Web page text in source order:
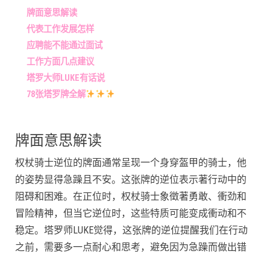
牌面意思解读
代表工作发展怎样
应聘能不能通过面试
工作方面几点建议
塔罗大师LUKE有话说
78张塔罗牌全解
牌面意思解读
权杖骑士逆位的牌面通常呈现一个身穿盔甲的骑士，他
的姿势显得急躁且不安。这张牌的逆位表示著行动中的
阻碍和困难。在正位时，权杖骑士象徵著勇敢、衝劲和
冒险精神，但当它逆位时，这些特质可能变成衝动和不
稳定。塔罗师LUKE觉得，这张牌的逆位提醒我们在行动
之前，需要多一点耐心和思考，避免因为急躁而做出错